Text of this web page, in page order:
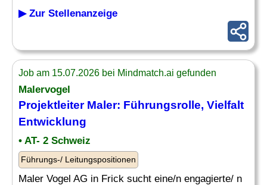
▶ Zur Stellenanzeige
Job am 15.07.2026 bei Mindmatch.ai gefunden
Malervogel
Projektleiter Maler: Führungsrolle, Vielfalt
Entwicklung
• AT- 2 Schweiz
Führungs-/ Leitungspositionen
Maler Vogel AG in Frick sucht eine/n engagierte/ n